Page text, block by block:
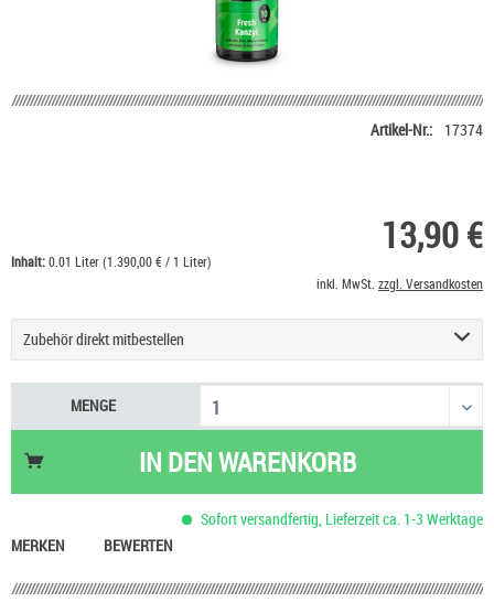
Artikel-Nr.: 17374
13,90 €
Inhalt:0.01 Liter (1.390,00 € / 1 Liter)
inkl. MwSt. zzgl. Versandkosten
Zubehör direkt mitbestellen
Basis Liquid VPG (50/50) SC - 100 ml
53,90 €
Nikotin Shot 20 mg/ml UltraBio
6,50 €
Skittles Kaudragees
36,90 €
MENGE
IN DENWARENKORB
Sofort versandfertig, Lieferzeit ca. 1-3 Werktage
MERKEN
BEWERTEN